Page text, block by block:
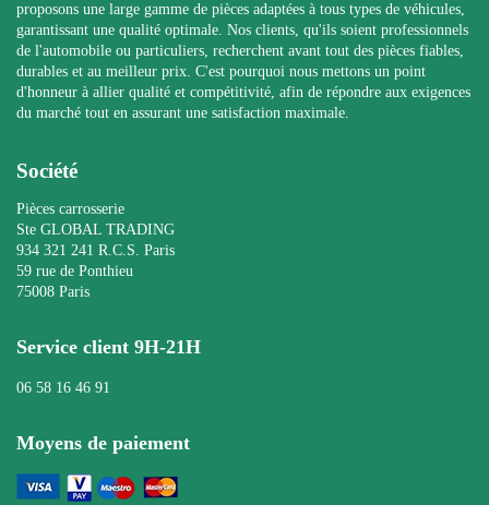
proposons une large gamme de pièces adaptées à tous types de véhicules,
garantissant une qualité optimale. Nos clients, qu'ils soient professionnels
de l'automobile ou particuliers, recherchent avant tout des pièces fiables,
durables et au meilleur prix. C'est pourquoi nous mettons un point
d'honneur à allier qualité et compétitivité, afin de répondre aux exigences
du marché tout en assurant une satisfaction maximale.
Société
Pièces carrosserie
Ste GLOBAL TRADING
934 321 241 R.C.S. Paris
59 rue de Ponthieu
75008 Paris
Service client 9H-21H
06 58 16 46 91
Moyens de paiement